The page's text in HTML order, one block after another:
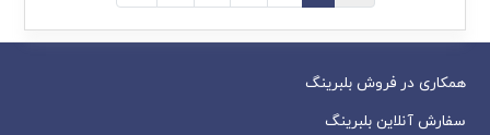
همکاری در فروش بلبرینگ
سفارش آنلاین بلبرینگ